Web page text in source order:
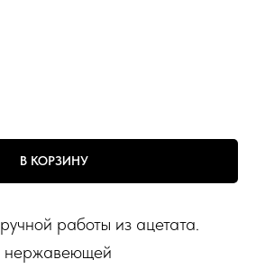
В КОРЗИНУ
работы из ацетата.
нержавеющей